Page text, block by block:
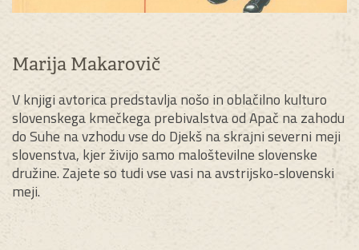
Marija Makarovič
V knjigi avtorica predstavlja nošo in oblačilno kulturo
slovenskega kmečkega prebivalstva od Apač na zahodu
do Suhe na vzhodu vse do Djekš na skrajni severni meji
slovenstva, kjer živijo samo maloštevilne slovenske
družine. Zajete so tudi vse vasi na avstrijsko-slovenski
meji.